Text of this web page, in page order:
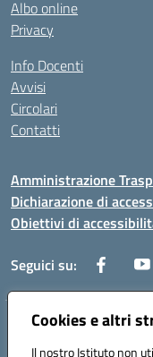
Cookies e altri
Il nostro Istituto non
Albo online
Privacy
Info Docenti
Avvisi
Circolari
Contatti
Amministrazione
Dichiarazione di
Obiettivi di
Seguici su:
Corso Roma, 1 71100
Codice meccanografico: